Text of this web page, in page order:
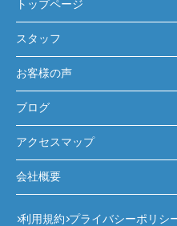
トップページ
スタッフ
お客様の声
ブログ
アクセスマップ
会社概要
利用規約 プライバシーポリシ